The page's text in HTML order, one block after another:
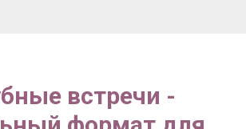
встречи -